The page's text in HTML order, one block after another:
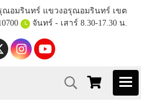
ณอมรินทร์ แขวงอรุณอมรินทร์ เขต
จันทร์ - เสาร์ 8.30-17.30 น.